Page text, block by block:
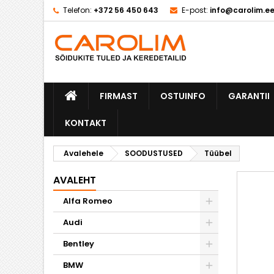
Telefon: +372 56 450 643 E-post: info@carolim.ee
FIRMAST OSTUINFO GARANTII
KONTAKT
Avalehele SOODUSTUSED Tüübel
AVALEHT
Alfa Romeo
Audi
Bentley
BMW